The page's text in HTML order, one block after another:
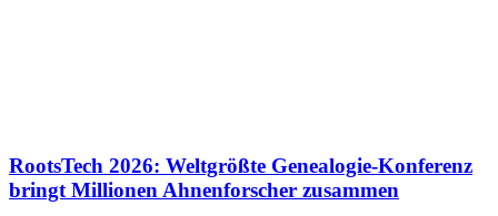
RootsTech 2026: Weltgrößte Genealogie-Konferenz
bringt Millionen Ahnenforscher zusammen